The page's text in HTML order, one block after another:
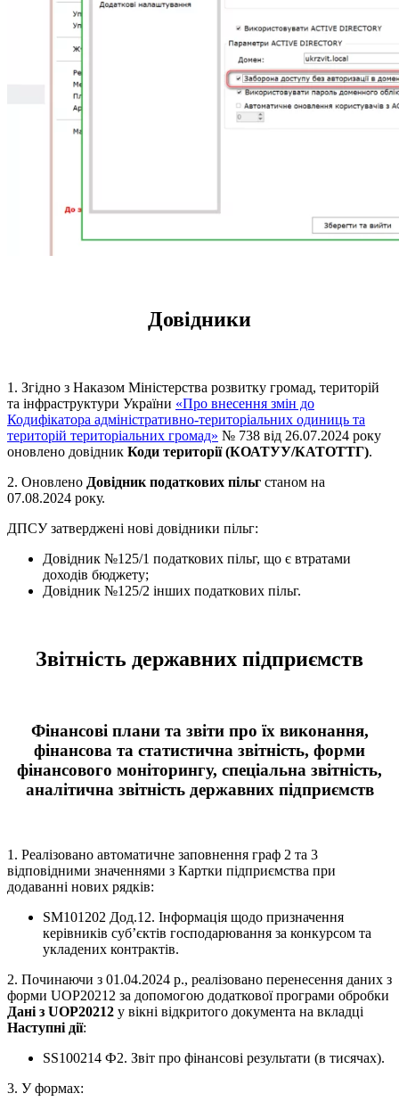
Довідники
1. Згідно з Наказом Міністерства розвитку громад, територій
та інфраструктури України «Про внесення змін до
Кодифікатора адміністративно-територіальних одиниць та
територій територіальних громад» № 738 від 26.07.2024 року
оновлено довідник Коди території (КОАТУУ/КАТОТТГ).
2. Оновлено Довідник податкових пільг станом на
07.08.2024 року.
ДПСУ затверджені нові довідники пільг:
Довідник №125/1 податкових пільг, що є втратами
доходів бюджету;
Довідник №125/2 інших податкових пільг.
Звітність державних підприємств
Фінансові плани та звіти про їх виконання,
фінансова та статистична звітність, форми
фінансового моніторингу, спеціальна звітність,
аналітична звітність державних підприємств
1. Реалізовано автоматичне заповнення граф 2 та 3
відповідними значеннями з Картки підприємства при
додаванні нових рядків:
SM101202 Дод.12. Інформація щодо призначення
керівників суб’єктів господарювання за конкурсом та
укладених контрактів.
2. Починаючи з 01.04.2024 р., реалізовано перенесення даних з
форми UOP20212 за допомогою додаткової програми обробки
Дані з UOP20212 у вікні відкритого документа на вкладці
Наступні дії:
SS100214 Ф2. Звіт про фінансові результати (в тисячах).
3. У формах: